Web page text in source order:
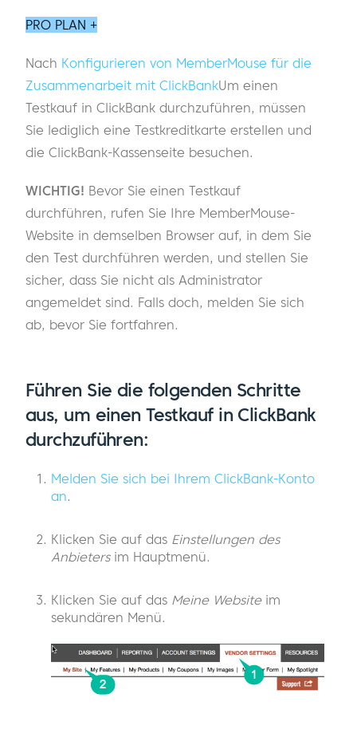
PRO PLAN +
Nach Konfigurieren von MemberMouse für die
Zusammenarbeit mit ClickBankUm einen
Testkauf in ClickBank durchzuführen, müssen
Sie lediglich eine Testkreditkarte erstellen und
die ClickBank-Kassenseite besuchen.
WICHTIG! Bevor Sie einen Testkauf
durchführen, rufen Sie Ihre MemberMouse-
Website in demselben Browser auf, in dem Sie
den Test durchführen werden, und stellen Sie
sicher, dass Sie nicht als Administrator
angemeldet sind. Falls doch, melden Sie sich
ab, bevor Sie fortfahren.
Führen Sie die folgenden Schritte
aus, um einen Testkauf in ClickBank
durchzuführen:
Melden Sie sich bei Ihrem ClickBank-Konto
an.
Klicken Sie auf das Einstellungen des
Anbietersim Hauptmenü.
Klicken Sie auf das Meine Websiteim
sekundären Menü.